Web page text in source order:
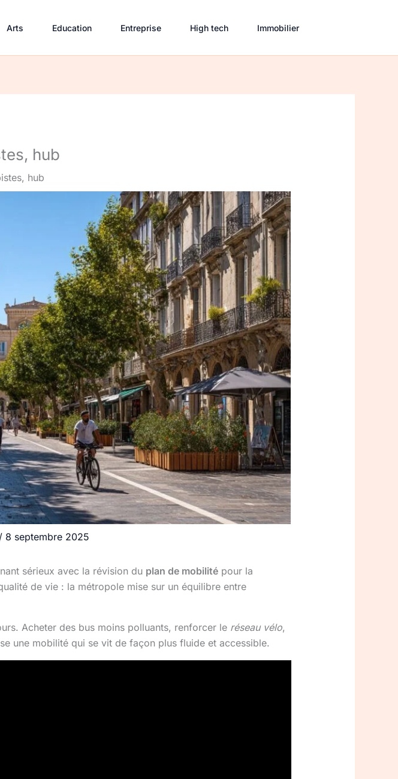
Arts Education Entreprise High tech Immobilier
hub
hub
/ 8 septembre 2025
sérieux avec la révision du plan de mobilitépour la
de vie : la métropole mise sur un équilibre entre
Acheter des bus moins polluants, renforcer le réseau vélo,
une mobilité qui se vit de façon plus fluide et accessible.